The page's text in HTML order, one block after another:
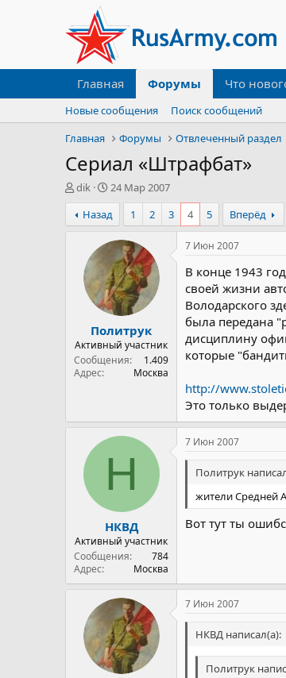
Главная Форумы Что
Новые сообщения
Поиск сообщений
Главная
Форумы Отвлеченный раздел
Сериал «Штрафбат»
А
в
т
о
dik
Д
а
т
а
н
а
ч
а
л
а
24 Мар 2007
Назад
1 2 3 4 5 Вперёд
Политрук
Активный участник
Сообщения
1.409
Адрес
Москва
7 Июн 2007
В конце 1943
своей жизни
Володарского
была передана
дисциплину
которые
http://
Это только
Н
НКВД
Активный участник
Сообщения
784
Адрес
Москва
7 Июн 2007
Политрук
жители Средней
Вот тут ты
7 Июн 2007
НКВД написал(а):
Политрук